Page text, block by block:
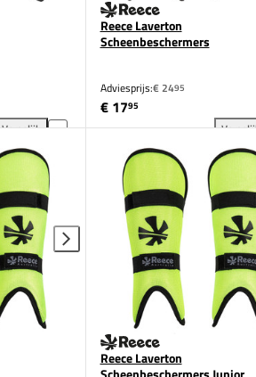
Vergelijk
Reece Winston Scheenbeschermers toevoegen
Reece Laverton
Scheenbeschermers
Adviesprijs:€ 2495
€ 1795
Reece Laverton